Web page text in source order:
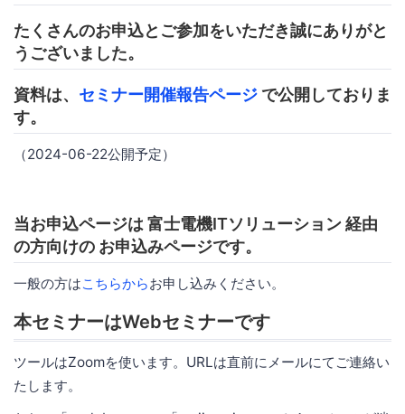
たくさんのお申込とご参加をいただき誠にありがと
うございました。
資料は、 セミナー開催報告ページ で公開しておりま
す。
（2024-06-22公開予定）
当お申込ページは 富士電機ITソリューション 経由
の方向けの お申込みページです。
一般の方はこちらからお申し込みください。
本セミナーはWebセミナーです
ツールはZoomを使います。URLは直前にメールにてご連絡い
たします。